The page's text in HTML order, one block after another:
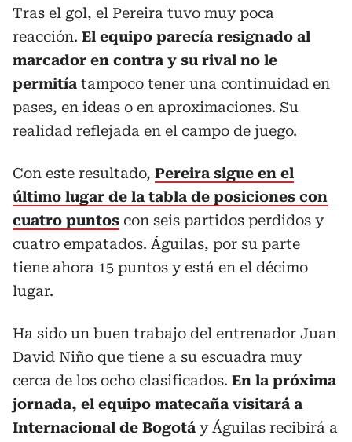
Tras el gol, el Pereira tuvo muy poca
reacción. El equipo parecía resignado al
marcador en contra y su rival no le
permitía tampoco tener una continuidad en
pases, en ideas o en aproximaciones. Su
realidad reflejada en el campo de juego.
Con este resultado, Pereira sigue en el
último lugar de la tabla de posiciones con
cuatro puntos con seis partidos perdidos y
cuatro empatados. Águilas, por su parte
tiene ahora 15 puntos y está en el décimo
lugar.
Ha sido un buen trabajo del entrenador Juan
David Niño que tiene a su escuadra muy
cerca de los ocho clasificados. En la próxima
jornada, el equipo matecaña visitará a
Internacional de Bogotá y Águilas recibirá a